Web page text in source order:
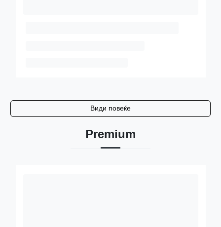
Види повеќе
Premium